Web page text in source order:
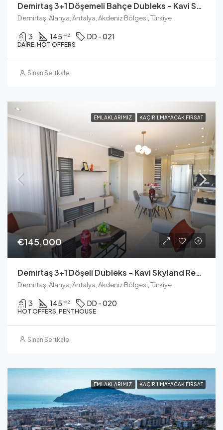
Demirtaş 3+1 Döşemeli Bahçe Dubleks – Kavi Skyland Konut
Demirtaş, Alanya, Antalya, Akdeniz Bölgesi, Türkiye
3 145m² DD - 021
DAIRE, HOT OFFERS
Sinan Sertkale
EMLAKLARIMIZ KAÇIRILMAYACAK FIRSAT
€145,000
Demirtaş 3+1 Döşeli Dubleks – Kavi Skyland Residence
Demirtaş, Alanya, Antalya, Akdeniz Bölgesi, Türkiye
3 145m² DD - 020
HOT OFFERS, PENTHOUSE
Sinan Sertkale
EMLAKLARIMIZ KAÇIRILMAYACAK FIRSAT